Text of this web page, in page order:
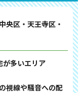
央区・天王寺区・
が多いエリア
視線や騒音への配